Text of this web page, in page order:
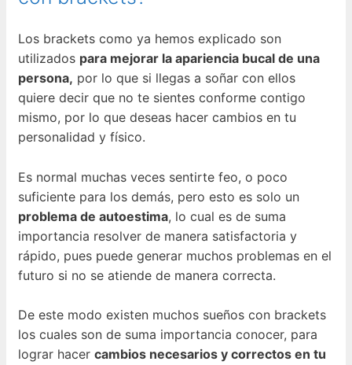
Los brackets como ya hemos explicado son
utilizados para mejorar la apariencia bucal de una
persona, por lo que si llegas a soñar con ellos
quiere decir que no te sientes conforme contigo
mismo, por lo que deseas hacer cambios en tu
personalidad y físico.
Es normal muchas veces sentirte feo, o poco
suficiente para los demás, pero esto es solo un
problema de autoestima, lo cual es de suma
importancia resolver de manera satisfactoria y
rápido, pues puede generar muchos problemas en el
futuro si no se atiende de manera correcta.
De este modo existen muchos sueños con brackets
los cuales son de suma importancia conocer, para
lograr hacer cambios necesarios y correctos en tu